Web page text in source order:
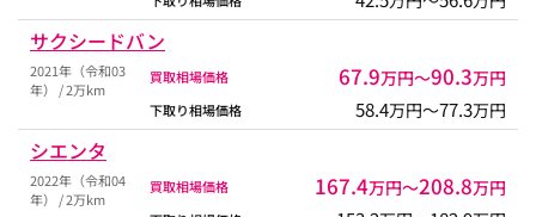
サクシードバン
2021年（令和03
年） / 2万km
買取相場価格 67.9万円〜90.3万円
下取り相場価格 58.4万円〜77.3万円
シエンタ
2022年（令和04
年） / 2万km
買取相場価格 167.4万円〜208.8万円